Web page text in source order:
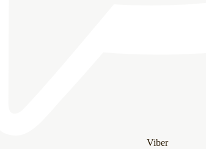
Viber